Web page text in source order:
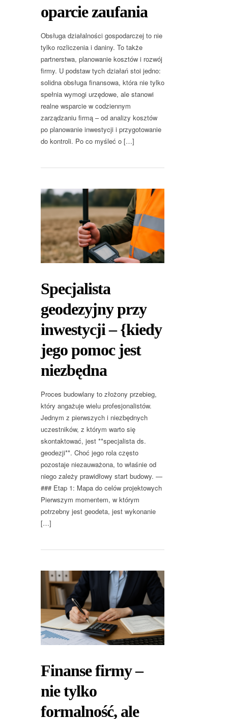
oparcie zaufania
Obsługa działalności gospodarczej to nie
tylko rozliczenia i daniny. To także
partnerstwa, planowanie kosztów i rozwój
firmy. U podstaw tych działań stoi jedno:
solidna obsługa finansowa, która nie tylko
spełnia wymogi urzędowe, ale stanowi
realne wsparcie w codziennym
zarządzaniu firmą – od analizy kosztów
po planowanie inwestycji i przygotowanie
do kontroli. Po co myśleć o […]
Specjalista
geodezyjny przy
inwestycji – {kiedy
jego pomoc jest
niezbędna
Proces budowlany to złożony przebieg,
który angażuje wielu profesjonalistów.
Jednym z pierwszych i niezbędnych
uczestników, z którym warto się
skontaktować, jest **specjalista ds.
geodezji**. Choć jego rola często
pozostaje niezauważona, to właśnie od
niego zależy prawidłowy start budowy. —
### Etap 1: Mapa do celów projektowych
Pierwszym momentem, w którym
potrzebny jest geodeta, jest wykonanie
[…]
Finanse firmy –
nie tylko
formalność, ale